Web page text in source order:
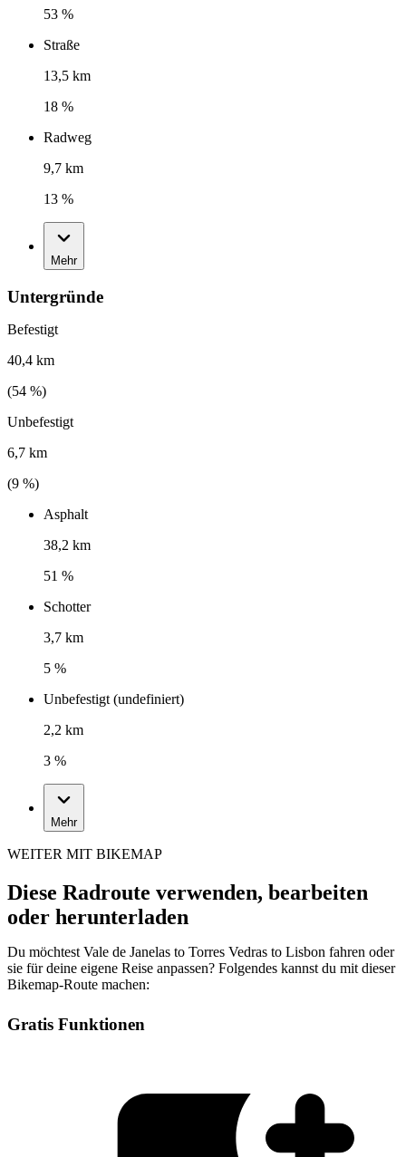
53 %
Straße
13,5 km
18 %
Radweg
9,7 km
13 %
Mehr
Untergründe
Befestigt
40,4 km
(54 %)
Unbefestigt
6,7 km
(9 %)
Asphalt
38,2 km
51 %
Schotter
3,7 km
5 %
Unbefestigt (undefiniert)
2,2 km
3 %
Mehr
WEITER MIT BIKEMAP
Diese Radroute verwenden, bearbeiten
oder herunterladen
Du möchtest Vale de Janelas to Torres Vedras to Lisbon fahren oder
sie für deine eigene Reise anpassen? Folgendes kannst du mit dieser
Bikemap-Route machen:
Gratis Funktionen